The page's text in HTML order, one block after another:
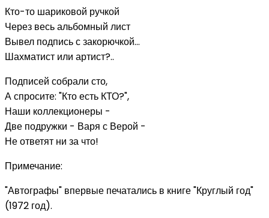
Кто-то шариковой ручкой
Через весь альбомный лист
Вывел подпись с закорючкой...
Шахматист или артист?..
Подписей собрали сто,
А спросите: "Кто есть КТО?",
Наши коллекционеры -
Две подружки - Варя с Верой -
Не ответят ни за что!
Примечание:
"Автографы" впервые печатались в книге "Круглый год"
(1972 год).